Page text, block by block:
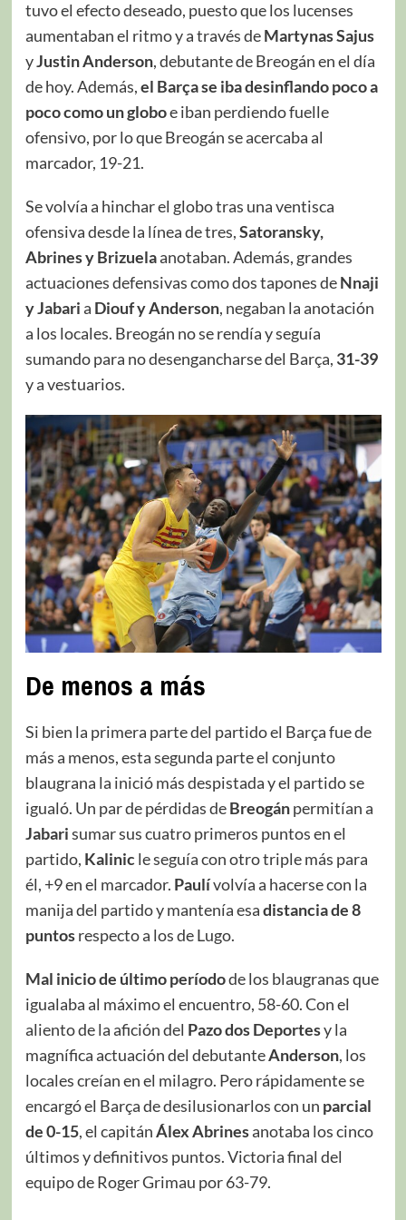
tuvo el efecto deseado, puesto que los lucenses
aumentaban el ritmo y a través deMartynas Sajus
yJustin Anderson, debutante de Breogán en el día
de hoy. Además,el Barça se iba desinflando poco a
poco como un globoe iban perdiendo fuelle
ofensivo, por lo que Breogán se acercaba al
marcador, 19-21.
Se volvía a hinchar el globo tras una ventisca
ofensiva desde la línea de tres,Satoransky,
Abrines y Brizuelaanotaban. Además, grandes
actuaciones defensivas como dos tapones deNnaji
y Jabaria Diouf y Anderson, negaban la anotación
a los locales. Breogán no se rendía y seguía
sumando para no desengancharse del Barça, 31-39
y a vestuarios.
De menos a más
Si bien la primera parte del partido el Barça fue de
más a menos, esta segunda parte el conjunto
blaugrana la inició más despistada y el partido se
igualó. Un par de pérdidas deBreogánpermitían a
Jabarisumar sus cuatro primeros puntos en el
partido, Kalinicle seguía con otro triple más para
él, +9 en el marcador. Paulívolvía a hacerse con la
manija del partido y mantenía esadistancia de 8
puntosrespecto a los de Lugo.
Mal inicio de último períodode los blaugranas que
igualaba al máximo el encuentro, 58-60. Con el
aliento de la afición del Pazo dos Deportesy la
magnífica actuación del debutanteAnderson, los
locales creían en el milagro. Pero rápidamente se
encargó el Barça de desilusionarlos con un parcial
de 0-15, el capitánÁlex Abrinesanotaba los cinco
últimos y definitivos puntos. Victoria final del
equipo de Roger Grimau por 63-79.